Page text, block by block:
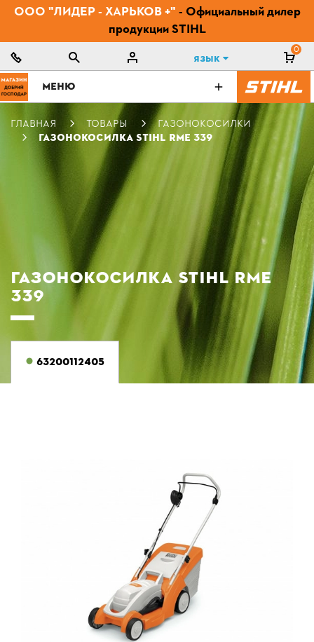
ООО "ЛИДЕР - ХАРЬКОВ +" - Официальный дилер
продукции STIHL
Язык
0
МЕНЮ
ГЛАВНАЯ ТОВАРЫ
ГАЗОНОКОСИЛКИ
ГАЗОНОКОСИЛКА STIHL RME 339
ГАЗОНОКОСИЛКА STIHL RME
339
63200112405